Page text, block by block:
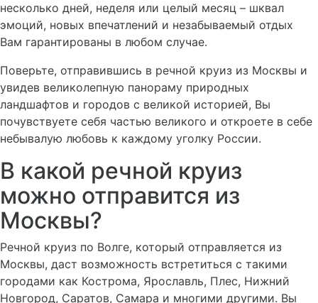
несколько дней, неделя или целый месяц – шквал
эмоций, новых впечатлений и незабываемый отдых
Вам гарантированы в любом случае.
Поверьте, отправившись в речной круиз из Москвы и
увидев великолепную панораму природных
ландшафтов и городов с великой историей, Вы
почувствуете себя частью великого и откроете в себе
небывалую любовь к каждому уголку России.
В какой речной круиз
можно отправится из
Москвы?
Речной круиз по Волге, который отправляется из
Москвы, даст возможность встретиться с такими
городами как Кострома, Ярославль, Плес, Нижний
Новгород, Саратов, Самара и многими другими. Вы